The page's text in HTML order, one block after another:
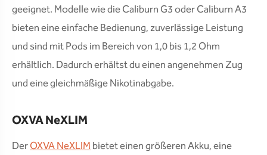
geeignet. Modelle wie die Caliburn G3 oder Caliburn A3
bieten eine einfache Bedienung, zuverlässige Leistung
und sind mit Pods im Bereich von 1,0 bis 1,2 Ohm
erhältlich. Dadurch erhältst du einen angenehmen Zug
und eine gleichmäßige Nikotinabgabe.
OXVA NeXLIM
DerOXVA NeXLIMbietet einen größeren Akku, eine